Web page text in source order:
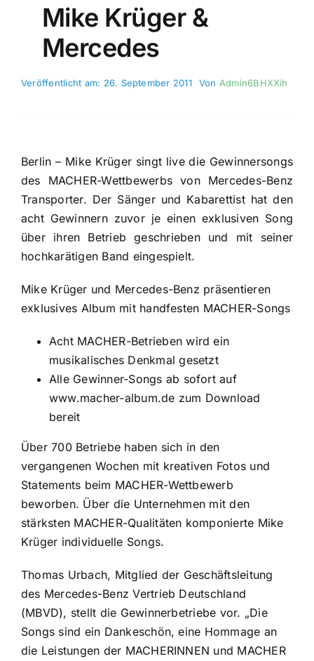
Mike Krüger &
Mercedes
Veröffentlicht am: 26. September 2011 Von Admin6BHXXih
Berlin – Mike Krüger singt live die Gewinnersongs
des MACHER-Wettbewerbs von Mercedes-Benz
Transporter. Der Sänger und Kabarettist hat den
acht Gewinnern zuvor je einen exklusiven Song
über ihren Betrieb geschrieben und mit seiner
hochkarätigen Band eingespielt.
Mike Krüger und Mercedes-Benz präsentieren
exklusives Album mit handfesten MACHER-Songs
Acht MACHER-Betrieben wird ein
musikalisches Denkmal gesetzt
Alle Gewinner-Songs ab sofort auf
www.macher-album.de zum Download
bereit
Über 700 Betriebe haben sich in den
vergangenen Wochen mit kreativen Fotos und
Statements beim MACHER-Wettbewerb
beworben. Über die Unternehmen mit den
stärksten MACHER-Qualitäten komponierte Mike
Krüger individuelle Songs.
Thomas Urbach, Mitglied der Geschäftsleitung
des Mercedes-Benz Vertrieb Deutschland
(MBVD), stellt die Gewinnerbetriebe vor. „Die
Songs sind ein Dankeschön, eine Hommage an
die Leistungen der MACHERINNEN und MACHER